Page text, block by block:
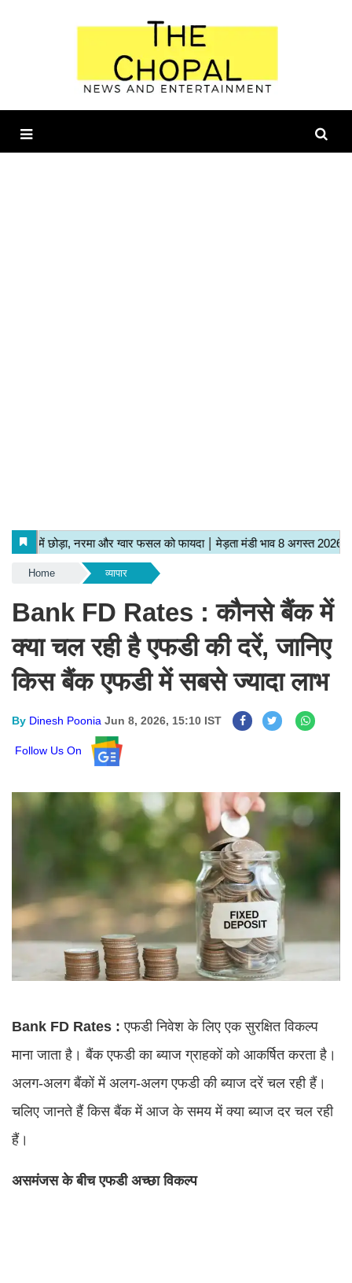
Home व्यापार
Bank FD Rates : कौनसे बैंक में
क्या चल रही है एफडी की दरें, जानिए
किस बैंक एफडी में सबसे ज्यादा लाभ
By Dinesh Poonia Jun 8, 2026, 15:10 IST
Follow Us On
Bank FD Rates : एफडी निवेश के लिए एक सुरक्षित विकल्प
माना जाता है। बैंक एफडी का ब्याज ग्राहकों को आकर्षित करता है।
अलग-अलग बैंकों में अलग-अलग एफडी की ब्याज दरें चल रही हैं।
चलिए जानते हैं किस बैंक में आज के समय में क्या ब्याज दर चल रही
हैं।
असमंजस के बीच एफडी अच्छा विकल्प